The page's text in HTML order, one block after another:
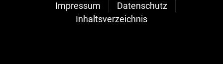
Impressum
Datenschutz
Inhaltsverzeichnis